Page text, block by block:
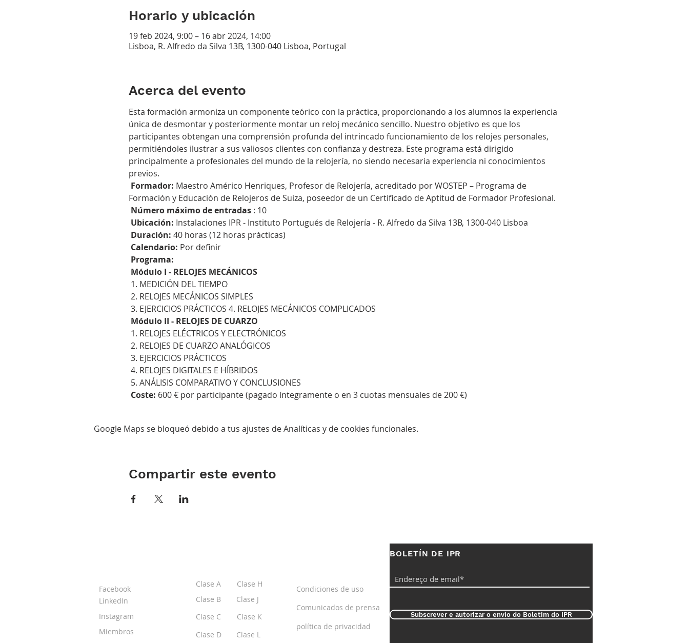
Horario y ubicación
19 feb 2024, 9:00 – 16 abr 2024, 14:00
Lisboa, R. Alfredo da Silva 13B, 1300-040 Lisboa, Portugal
Acerca del evento
Esta formación armoniza un componente teórico con la práctica, proporcionando a los alumnos la experiencia
única de desmontar y posteriormente montar un reloj mecánico sencillo. Nuestro objetivo es que los
participantes obtengan una comprensión profunda del intrincado funcionamiento de los relojes personales,
permitiéndoles ilustrar a sus valiosos clientes con confianza y destreza. Este programa está dirigido
principalmente a profesionales del mundo de la relojería, no siendo necesaria experiencia ni conocimientos
previos.
Formador: Maestro Américo Henriques, Profesor de Relojería, acreditado por WOSTEP – Programa de
Formación y Educación de Relojeros de Suiza, poseedor de un Certificado de Aptitud de Formador Profesional.
Número máximo de entradas : 10
Ubicación: Instalaciones IPR - Instituto Portugués de Relojería - R. Alfredo da Silva 13B, 1300-040 Lisboa
Duración: 40 horas (12 horas prácticas)
Calendario: Por definir
Programa:
Módulo I - RELOJES MECÁNICOS
1. MEDICIÓN DEL TIEMPO
2. RELOJES MECÁNICOS SIMPLES
3. EJERCICIOS PRÁCTICOS 4. RELOJES MECÁNICOS COMPLICADOS
Módulo II - RELOJES DE CUARZO
1. RELOJES ELÉCTRICOS Y ELECTRÓNICOS
2. RELOJES DE CUARZO ANALÓGICOS
3. EJERCICIOS PRÁCTICOS
4. RELOJES DIGITALES E HÍBRIDOS
5. ANÁLISIS COMPARATIVO Y CONCLUSIONES
Coste: 600 € por participante (pagado íntegramente o en 3 cuotas mensuales de 200 €)
Google Maps se bloqueó debido a tus ajustes de Analíticas y de cookies funcionales.
Compartir este evento
Facebook
LinkedIn
Instagram
Miembros
Clase A
Clase H
Clase B
Clase J
Clase C
Clase K
Clase D
Clase L
Condiciones de uso
Comunicados de prensa
política de privacidad
BOLETÍN DE IPR
Subscrever e autorizar o envio do Boletim do IPR